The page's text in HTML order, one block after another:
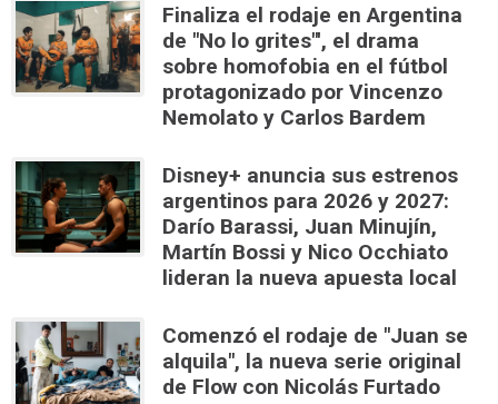
Finaliza el rodaje en Argentina
de "No lo grites"', el drama
sobre homofobia en el fútbol
protagonizado por Vincenzo
Nemolato y Carlos Bardem
Disney+ anuncia sus estrenos
argentinos para 2026 y 2027:
Darío Barassi, Juan Minujín,
Martín Bossi y Nico Occhiato
lideran la nueva apuesta local
Comenzó el rodaje de "Juan se
alquila", la nueva serie original
de Flow con Nicolás Furtado